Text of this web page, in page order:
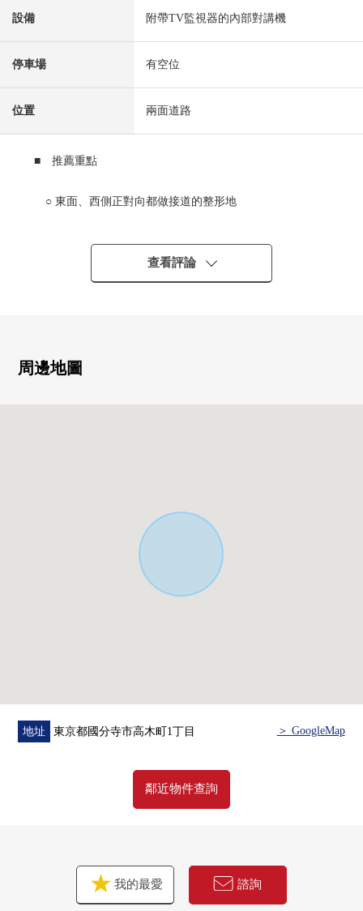
設備 附帶TV監視器的內部對講機
停車場 有空位
位置 兩面道路
■ 推薦重點
○ 東面、西側正對向都做接道的整形地
○ 漂亮地使用室內
0 有停車位1台分鐘 ※根據車型不同
0 到國立站早晨9輛7點多公共汽車
0 各房間有收納
在顧客的情形合起來，合計，從住在的購買到出售，支
查看評論
周邊地圖
地址 東京都國分寺市高木町1丁目 ＞ GoogleMap
鄰近物件查詢
我的最愛 諮詢